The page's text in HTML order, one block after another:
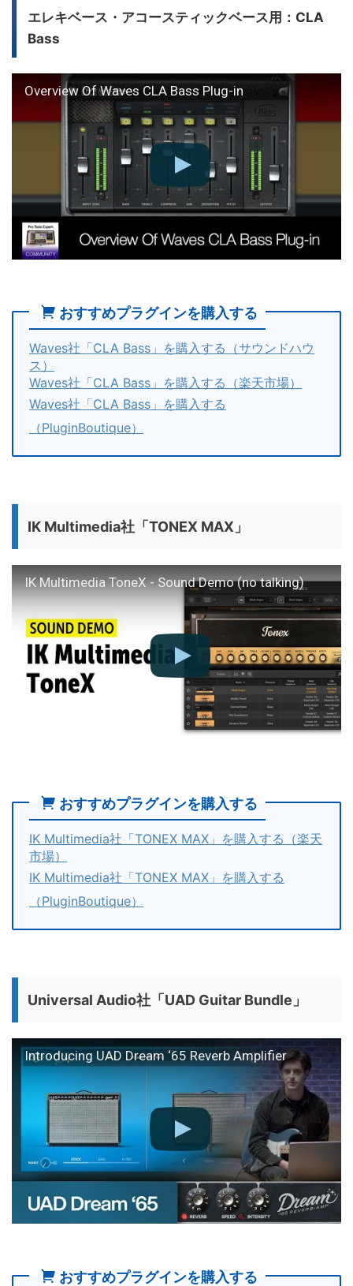
エレキベース・アコースティックベース用：CLA
Bass
Overview Of Waves CLA Bass Plug-in
おすすめプラグインを購入する
Waves社「CLA Bass」を購入する（サウンドハウ
ス）
Waves社「CLA Bass」を購入する（楽天市場）
Waves社「CLA Bass」を購入する
（PluginBoutique）
IK Multimedia社「TONEX MAX」
IK Multimedia ToneX - Sound Demo (no talking)
おすすめプラグインを購入する
IK Multimedia社「TONEX MAX」を購入する（楽天
市場）
IK Multimedia社「TONEX MAX」を購入する
（PluginBoutique）
Universal Audio社「UAD Guitar Bundle」
Introducing UAD Dream ‘65 Reverb Amplifier
おすすめプラグインを購入する